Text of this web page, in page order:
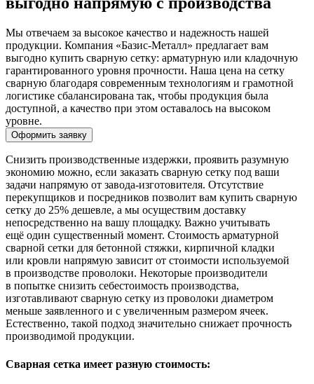
Мы отвечаем за высокое качество и надежность нашей
продукции. Компания «Базис-Металл» предлагает вам
выгодно купить сварную сетку: арматурную или кладочную
гарантированного уровня прочности. Наша цена на сетку
сварную благодаря современным технологиям и грамотной
логистике сбалансирована так, чтобы продукция была
доступной, а качество при этом оставалось на высоком
уровне.
Оформить заявку
Снизить производственные издержки, проявить разумную
экономию можно, если заказать сварную сетку под ваши
задачи напрямую от завода-изготовителя. Отсутствие
перекупщиков и посредников позволит вам купить сварную
сетку до 25% дешевле, а мы осуществим доставку
непосредственно на вашу площадку. Важно учитывать
ещё один существенный момент. Стоимость арматурной
сварной сетки для бетонной стяжки, кирпичной кладки
или кровли напрямую зависит от стоимости используемой
в производстве проволоки. Некоторые производители
в попытке снизить себестоимость производства,
изготавливают сварную сетку из проволоки диаметром
меньше заявленного и с увеличенным размером ячеек.
Естественно, такой подход значительно снижает прочность
производимой продукции.
Сварная сетка имеет разную стоимость: